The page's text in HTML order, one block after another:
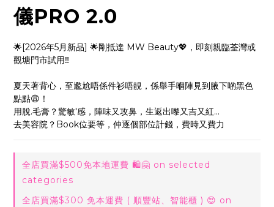
儀PRO 2.0
🌟[2026年5月新品] 🌟剛抵達 MW Beauty💖，即刻親臨荃灣或
觀塘門市試用‼️
夏天著背心，至尷尬唔係件衫唔靚，係舉手嗰陣見到腋下啲黑色
點點😩！
用脫.毛膏？驚敏'感，陣味又攻鼻，生返出嚟又吉又紅...
去美容院？Book位要等，仲逐個部位計錢，費時又費力
全店買滿$500免本地運費 🛍🤗 on selected
categories
全店買滿$300 免本運費 ( 順豐站、智能櫃 ) 😍 on